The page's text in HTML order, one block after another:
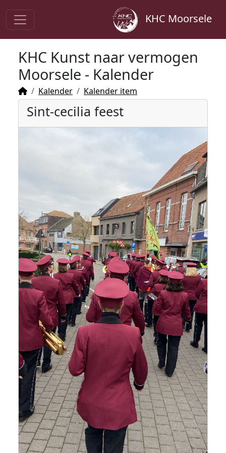
KHC Moorsele
KHC Kunst naar vermogen
Moorsele - Kalender
Kalender Kalender item
Sint-cecilia feest